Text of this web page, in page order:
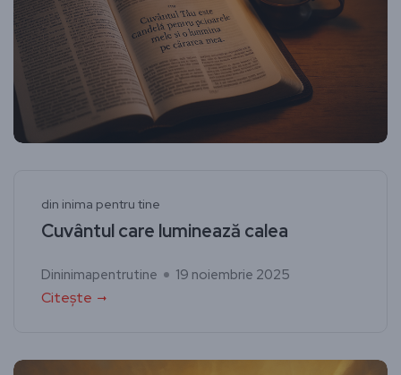
din inima pentru tine
Cuvântul care luminează calea
Dininimapentrutine 19 noiembrie 2025
Citește